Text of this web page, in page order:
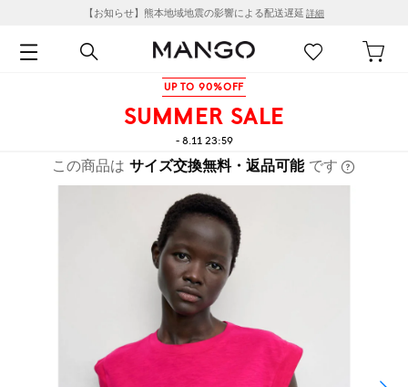
【お知らせ】熊本地域地震の影響による配送遅延 詳細
UP TO 90%OFF
SUMMER SALE
- 8.11 23:59
この商品は サイズ交換無料・返品可能 です